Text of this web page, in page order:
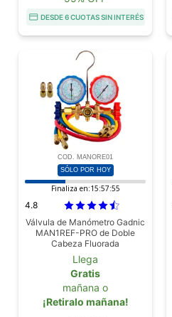
DESDE 6 CUOTAS SIN INTERÉS
COD. MANORE01
SÓLO POR HOY
Finaliza en:15:57:53
4.8
Válvula de Manómetro Gadnic
MAN1REF-PRO de Doble
Cabeza Fluorada
Llega
Gratis
mañana o
¡Retiralo mañana!